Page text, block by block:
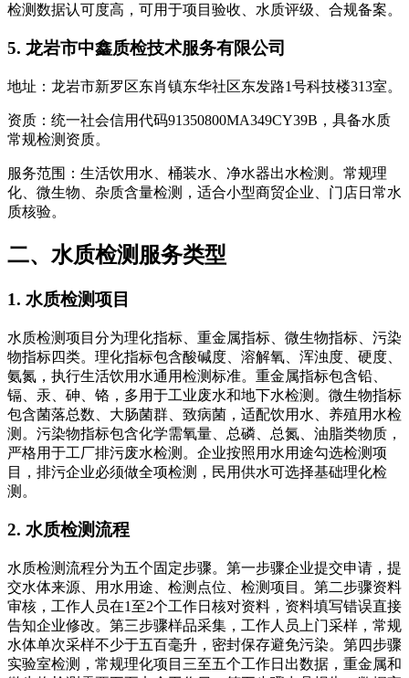
检测数据认可度高，可用于项目验收、水质评级、合规备案。
5. 龙岩市中鑫质检技术服务有限公司
地址：龙岩市新罗区东肖镇东华社区东发路1号科技楼313室。
资质：统一社会信用代码91350800MA349CY39B，具备水质
常规检测资质。
服务范围：生活饮用水、桶装水、净水器出水检测。常规理
化、微生物、杂质含量检测，适合小型商贸企业、门店日常水
质核验。
二、水质检测服务类型
1. 水质检测项目
水质检测项目分为理化指标、重金属指标、微生物指标、污染
物指标四类。理化指标包含酸碱度、溶解氧、浑浊度、硬度、
氨氮，执行生活饮用水通用检测标准。重金属指标包含铅、
镉、汞、砷、铬，多用于工业废水和地下水检测。微生物指标
包含菌落总数、大肠菌群、致病菌，适配饮用水、养殖用水检
测。污染物指标包含化学需氧量、总磷、总氮、油脂类物质，
严格用于工厂排污废水检测。企业按照用水用途勾选检测项
目，排污企业必须做全项检测，民用供水可选择基础理化检
测。
2. 水质检测流程
水质检测流程分为五个固定步骤。第一步骤企业提交申请，提
交水体来源、用水用途、检测点位、检测项目。第二步骤资料
审核，工作人员在1至2个工作日核对资料，资料填写错误直接
告知企业修改。第三步骤样品采集，工作人员上门采样，常规
水体单次采样不少于五百毫升，密封保存避免污染。第四步骤
实验室检测，常规理化项目三至五个工作日出数据，重金属和